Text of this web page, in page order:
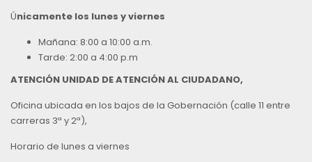
Únicamente los lunes y viernes
Mañana: 8:00 a 10:00 a.m.
Tarde: 2:00 a 4:00 p.m
ATENCIÓN UNIDAD DE ATENCIÓN AL CIUDADANO,
Oficina ubicada en los bajos de la Gobernación (calle 11 entre
carreras 3ª y 2ª),
Horario de lunes a viernes